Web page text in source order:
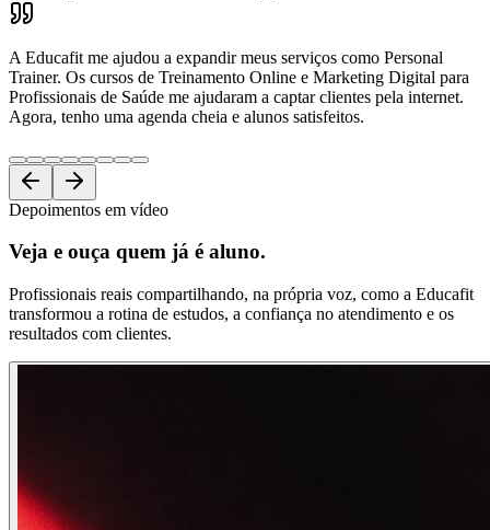
A Educafit me ajudou a expandir meus serviços como Personal
Trainer. Os cursos de Treinamento Online e Marketing Digital para
Profissionais de Saúde me ajudaram a captar clientes pela internet.
Agora, tenho uma agenda cheia e alunos satisfeitos.
Depoimentos em vídeo
Veja e ouça quem já é aluno.
Profissionais reais compartilhando, na própria voz, como a Educafit
transformou a rotina de estudos, a confiança no atendimento e os
resultados com clientes.